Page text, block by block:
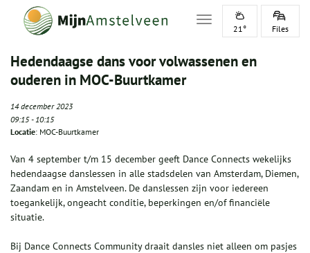
Toggle navigation
21° Files
Hedendaagse dans voor volwassenen en
ouderen in MOC-Buurtkamer
14 december 2023
09:15-10:15
Locatie: MOC-Buurtkamer
Van 4 september t/m 15 december geeft Dance Connects wekelijks
hedendaagse danslessen in alle stadsdelen van Amsterdam, Diemen,
Zaandam en in Amstelveen. De danslessen zijn voor iedereen
toegankelijk, ongeacht conditie, beperkingen en/of financiële
situatie.
Bij Dance Connects Community draait dansles niet alleen om pasjes